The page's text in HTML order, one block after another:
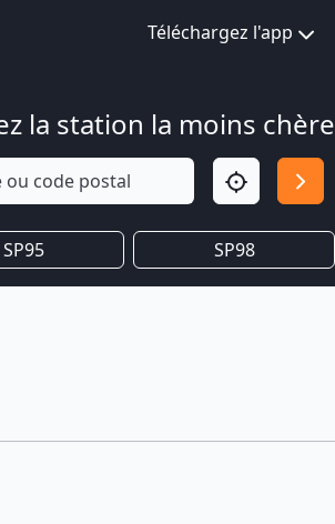
Téléchargez l'app
la station la moins chère
SP95 SP98